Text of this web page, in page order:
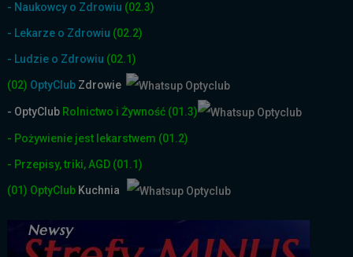
- Naukowcy o Zdrowiu (02.3)
- Lekarze o Zdrowiu (02.2)
- Ludzie o Zdrowiu (02.1)
(02) OptyClub Zdrowie
- OptyClub Rolnictwo i Żywność (01.3)
- Pożywienie jest lekarstwem (01.2)
- Przepisy, triki, AGD (01.1)
(01) OptyClub Kuchnia